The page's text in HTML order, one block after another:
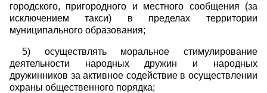
городского, пригородного и местного сообщения (за
исключением такси) в пределах территории
муниципального образования;
5) осуществлять моральное стимулирование
деятельности народных дружин и народных
дружинников за активное содействие в осуществлении
охраны общественного порядка;